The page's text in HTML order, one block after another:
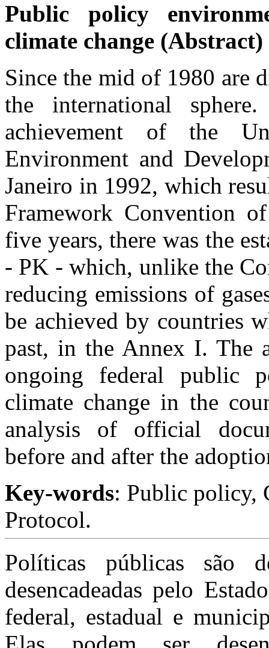
Public policy
climate change (Abstract)
Since the mid of 1980 are
the international
achievement of the
Environment and
Janeiro in 1992, which
Framework Convention
five years, there was the
- PK - which, unlike the
reducing emissions of
be achieved by countries
past, in the Annex I. The
ongoing federal public
climate change in the
analysis of official
before and after the
Key-words: Public policy,
Protocol.
Políticas públicas são
desencadeadas pelo
federal, estadual e